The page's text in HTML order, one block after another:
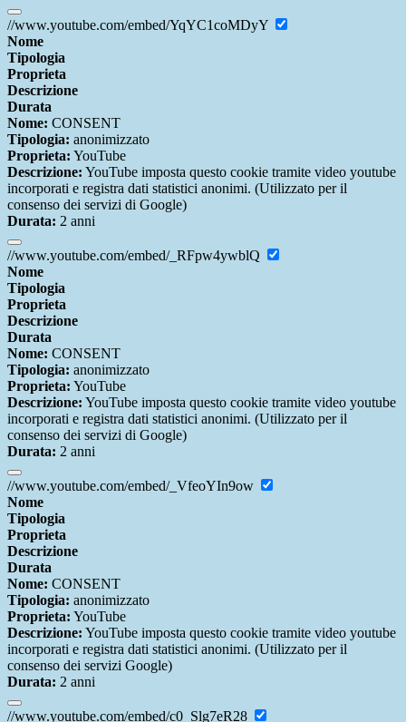
//www.youtube.com/embed/YqYC1coMDyY
Nome
Tipologia
Proprieta
Descrizione
Durata
Nome: CONSENT
Tipologia: anonimizzato
Proprieta: YouTube
Descrizione: YouTube imposta questo cookie tramite video youtube
incorporati e registra dati statistici anonimi. (Utilizzato per il
consenso dei servizi di Google)
Durata: 2 anni
//www.youtube.com/embed/_RFpw4ywblQ
Nome
Tipologia
Proprieta
Descrizione
Durata
Nome: CONSENT
Tipologia: anonimizzato
Proprieta: YouTube
Descrizione: YouTube imposta questo cookie tramite video youtube
incorporati e registra dati statistici anonimi. (Utilizzato per il
consenso dei servizi di Google)
Durata: 2 anni
//www.youtube.com/embed/_VfeoYIn9ow
Nome
Tipologia
Proprieta
Descrizione
Durata
Nome: CONSENT
Tipologia: anonimizzato
Proprieta: YouTube
Descrizione: YouTube imposta questo cookie tramite video youtube
incorporati e registra dati statistici anonimi. (Utilizzato per il
consenso dei servizi Google)
Durata: 2 anni
//www.youtube.com/embed/c0_Slg7eR28